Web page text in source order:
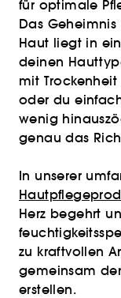
für optimale
Das
Haut liegt in
deinen
mit
oder du
wenig
genau das
In unserer
Herz begehrt
zu kraftvollen
gemeinsam
erstellen.